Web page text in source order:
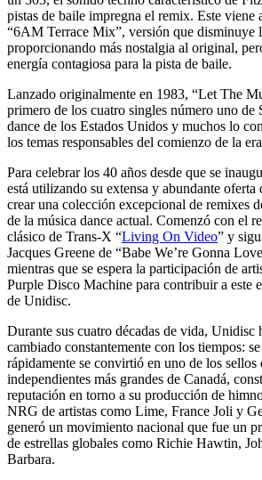
pistas de baile impregna el remix. Este viene
“6AM Terrace Mix”, versión que disminuye
proporcionando más nostalgia al original,
energía contagiosa para la pista de baile.
Lanzado originalmente en 1983, “Let The
primero de los cuatro singles número uno de
dance de los Estados Unidos y muchos lo
los temas responsables del comienzo de la
Para celebrar los 40 años desde que se
está utilizando su extensa y abundante oferta
crear una colección excepcional de remixes
de la música dance actual. Comenzó con el
clásico de Trans-X “Living On Video” y
Jacques Greene de “Babe We’re Gonna
mientras que se espera la participación de
Purple Disco Machine para contribuir a este
de Unidisc.
Durante sus cuatro décadas de vida, Unidisc
cambiado constantemente con los tiempos:
rápidamente se convirtió en uno de los sellos
independientes más grandes de Canadá,
reputación en torno a su producción de
NRG de artistas como Lime, France Joli y
generó un movimiento nacional que fue un
de estrellas globales como Richie Hawtin,
Barbara.